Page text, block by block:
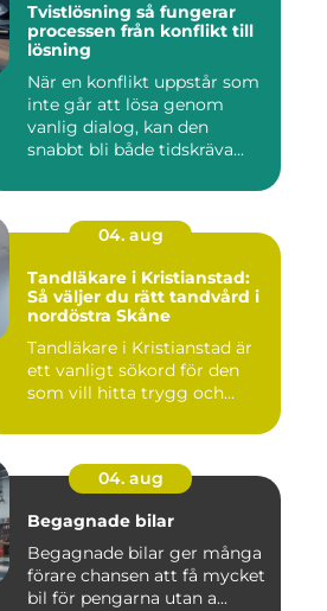
Tvistlösning så fungerar
processen från konflikt till
lösning
När en konflikt uppstår som
inte går att lösa genom
vanlig dialog, kan den
snabbt bli både tidskräva...
04. aug
Tandläkare i Kristianstad:
Så väljer du rätt tandvård i
nordöstra Skåne
Tandläkare i Kristianstad är
ett vanligt sökord för den
som vill hitta trygg och...
04. aug
Begagnade bilar
Begagnade bilar ger många
förare chansen att få mycket
bil för pengarna utan a...